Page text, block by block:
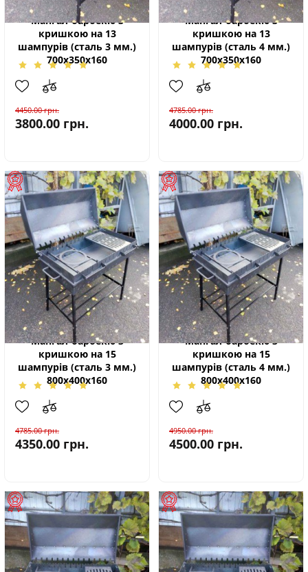
Мангал-барбекю з
кришкою на 13
шампурів (сталь 3 мм.)
700х350х160
4450.00грн.
3800.00 грн.
Мангал-барбекю з
кришкою на 13
шампурів (сталь 4 мм.)
700х350х160
4785.00грн.
4000.00 грн.
Мангал-барбекю з
кришкою на 15
шампурів (сталь 3 мм.)
800х400х160
4785.00грн.
4350.00 грн.
Мангал-барбекю з
кришкою на 15
шампурів (сталь 4 мм.)
800х400х160
4950.00грн.
4500.00 грн.